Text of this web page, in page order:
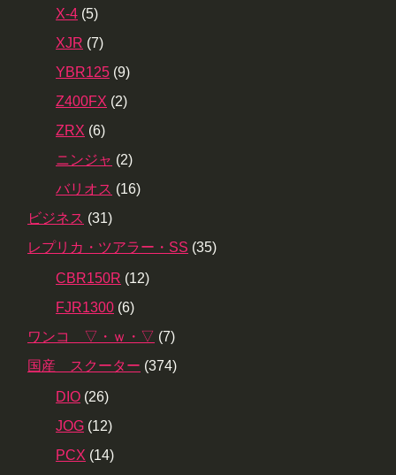
X-4 (5)
XJR (7)
YBR125 (9)
Z400FX (2)
ZRX (6)
ニンジャ (2)
バリオス (16)
ビジネス (31)
レプリカ・ツアラー・SS (35)
CBR150R (12)
FJR1300 (6)
ワンコ ▽・ｗ・▽ (7)
国産 スクーター (374)
DIO (26)
JOG (12)
PCX (14)